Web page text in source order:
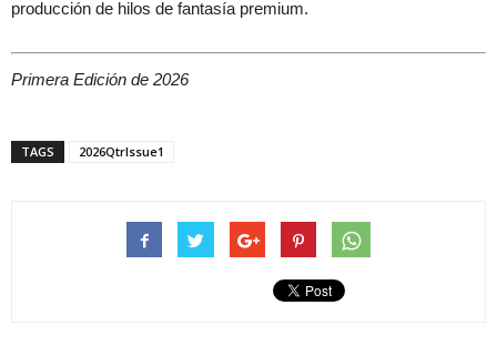
producción de hilos de fantasía premium.
Primera Edición de 2026
TAGS 2026QtrIssue1